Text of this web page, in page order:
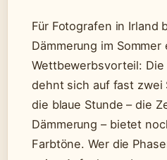
Für Fotografen in Irland
Dämmerung im Sommer
Wettbewerbsvorteil:
dehnt sich auf fast zwei
die blaue Stunde – die
Dämmerung – bietet
Farbtöne. Wer die